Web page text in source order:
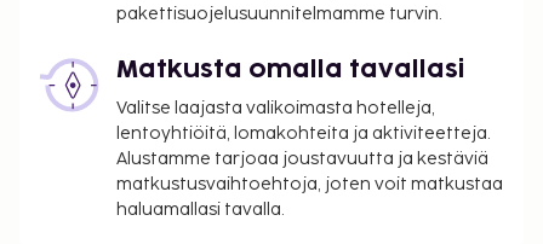
per yöpyminen
Tässä on mainittu kaikki majoituspaikan meille
ilmoittamat maksut.
Vain sisäänkirjautuneet asiakkaat saavat
oleskella huoneissa.
Kontaktiton sisäänkirjautuminen ja kontaktiton
uloskirjautuminen ovat saatavilla.
pakettisuojelusuunnitelmamme turvin.
Matkusta omalla tavallasi
Valitse laajasta valikoimasta hotelleja,
lentoyhtiöitä, lomakohteita ja aktiviteetteja.
Alustamme tarjoaa joustavuutta ja kestäviä
matkustusvaihtoehtoja, joten voit matkustaa
haluamallasi tavalla.